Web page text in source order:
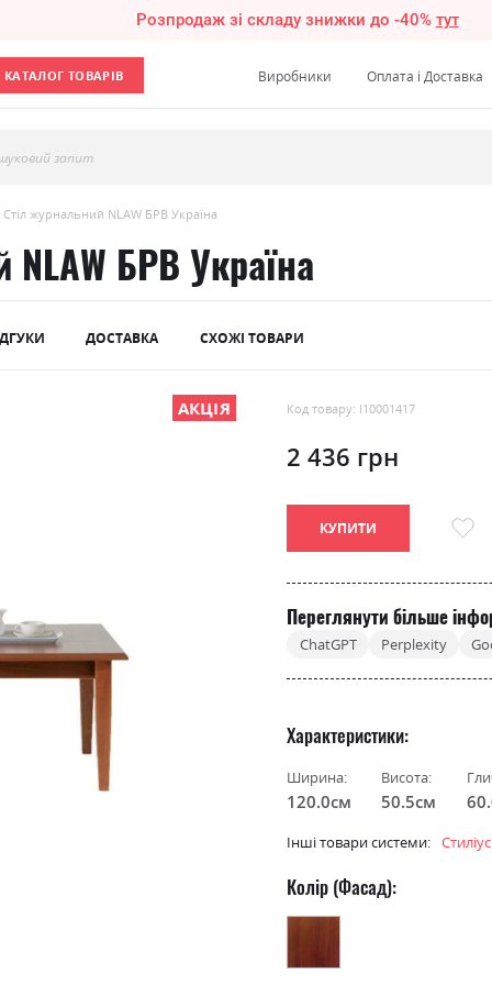
Розпродаж зі складу знижки до -40% тут
КАТАЛОГ ТОВАРІВ Виробники Оплата і Доставка
запит
Стіл журнальний NLAW БРВ Україна
NLAW БРВ Україна
ДОСТАВКА СХОЖІ ТОВАРИ
АКЦІЯ Код товару: l10001417
2 436 грн
КУПИТИ
Переглянути більше
ChatGPT Perplexity
Характеристики
Ширина:
120.0см
Висота:
50.5см
Інші товари системи: Стиліус
Колір (Фасад):